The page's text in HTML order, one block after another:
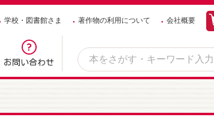
学校・図書館さま 著作物の利用について 会社概要
お問い合わせ